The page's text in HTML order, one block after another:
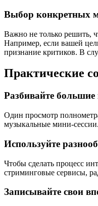
Выбор конкретных
Важно не только решить,
Например, если вашей
признание критиков. В
Практические
Разбивайте
Один просмотр
музыкальные мини-
Используйте
Чтобы сделать процесс
стриминговые сервисы,
Записывайте свои